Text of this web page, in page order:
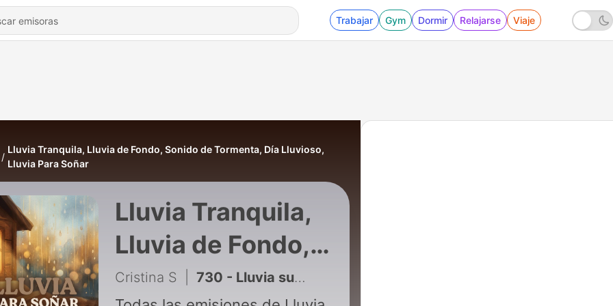
Trabajar Gym Dormir Relajarse Viaje
Lluvia Tranquila, Lluvia de Fondo, Sonido de Tormenta, Día Lluvioso,
Lluvia Para Soñar
Lluvia Tranquila,
Lluvia de Fondo,
Sonido de
Cristina S 730 - Lluvia suave al atardecer que calma el corazón y equilibra la respiración